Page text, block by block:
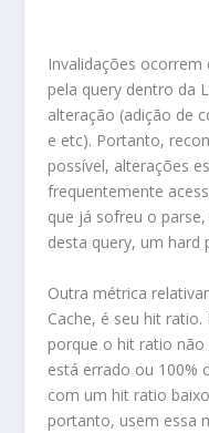
Invalidações
pela query dentro da
alteração (adição de
e etc). Portanto,
possível, alterações
frequentemente
que já sofreu o
desta query, um hard
Outra métrica
Cache, é seu hit ratio.
porque o hit ratio não
está errado ou 100%
com um hit ratio
portanto, usem essa